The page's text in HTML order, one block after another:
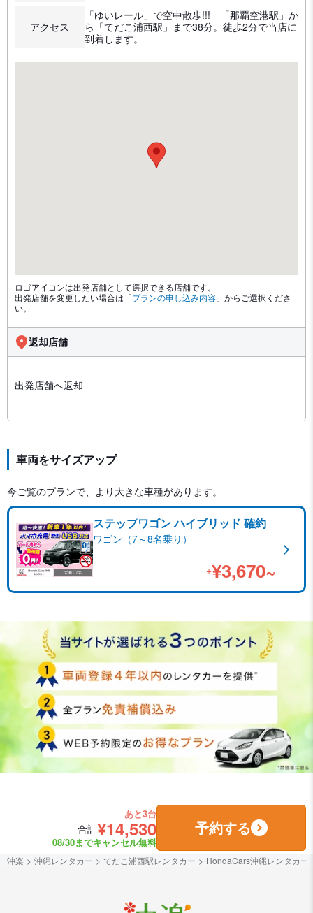
アクセス
「ゆいレール」で空中散歩!!! 「那覇空港駅」か
ら「てだこ浦西駅」まで38分。徒歩2分で当店に
到着します。
ロゴアイコンは出発店舗として選択できる店舗です。
出発店舗を変更したい場合は「プランの申し込み内容 」からご選択くださ
い。
返却店舗
出発店舗へ返却
車両をサイズアップ
今ご覧のプランで、より大きな車種があります。
ステップワゴン ハイブリッド 確約
ワゴン（7～8名乗り）
+¥3,670~
あと3台
合計¥14,530
08/30までキャンセル無料
予約する
沖楽 沖縄レンタカー てだこ浦西駅レンタカー HondaCars沖縄レンタカー